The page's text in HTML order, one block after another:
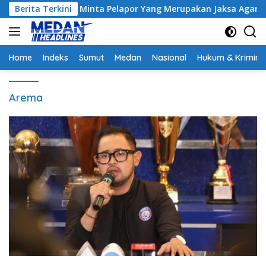
Langsung
ke
konten
Berita Terkini
Minta Pelapor Yang Merupakan Jaksa Agar Dihadirkan
Home Indeks Sumut Medan Nasional Hukum &
Arema